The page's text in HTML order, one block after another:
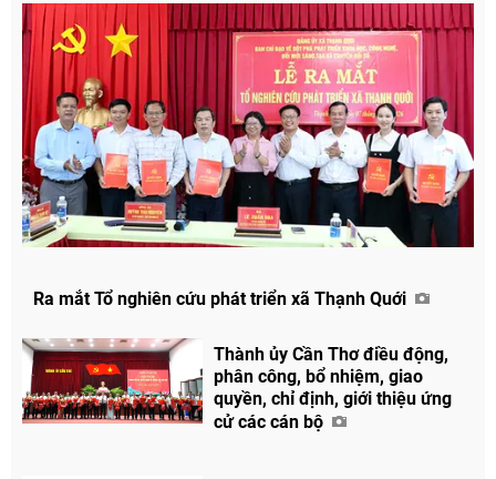
Chia sẻ
Ra mắt Tổ nghiên cứu phát triển xã Thạnh Quới
Thành ủy Cần Thơ điều động,
phân công, bổ nhiệm, giao
quyền, chỉ định, giới thiệu ứng
cử các cán bộ